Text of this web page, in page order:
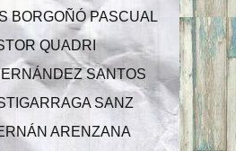
BORGOÑÓ PASCUAL
QUADRI
SANTOS
SANZ
ARENZANA